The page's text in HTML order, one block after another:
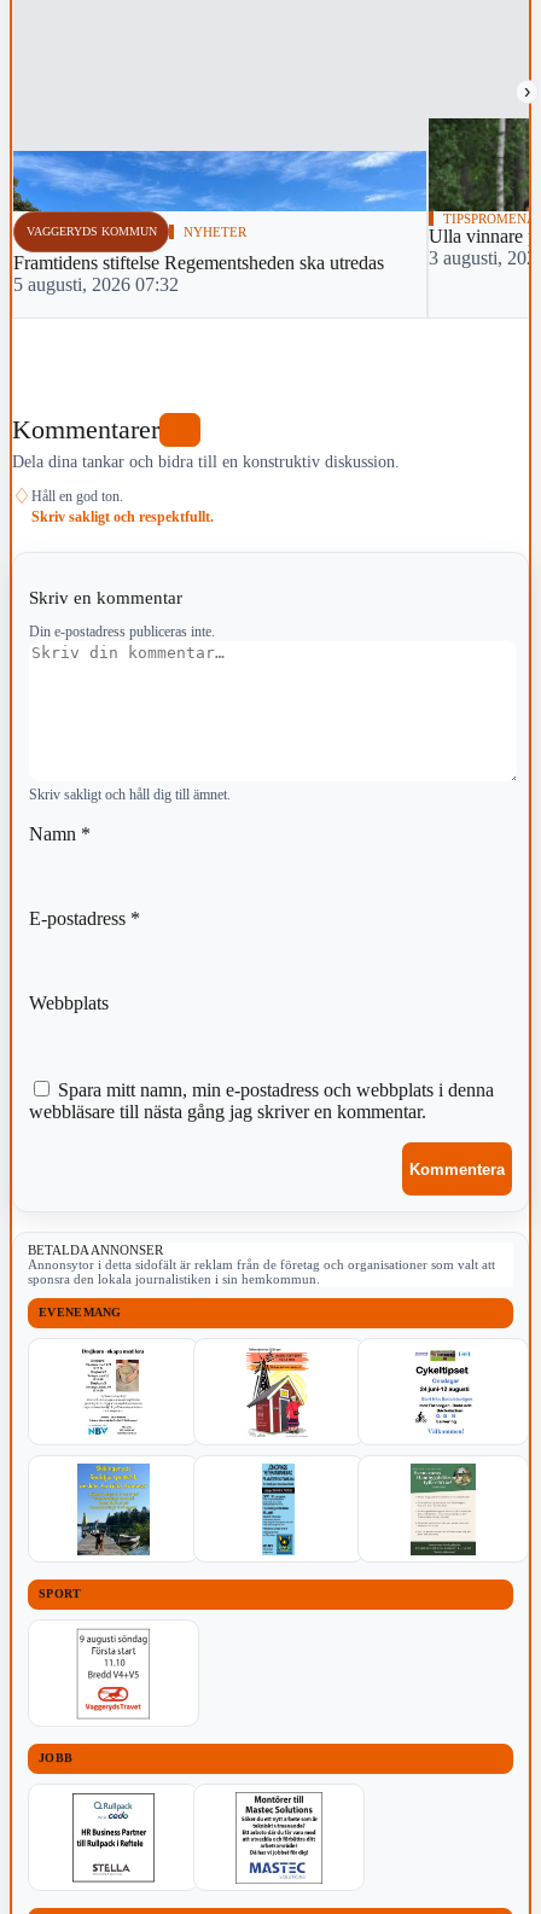
›
VAGGERYDS KOMMUN NYHETER
Framtidens stiftelse Regementsheden ska utredas
5 augusti, 2026 07:32
Ulla vinnare
3 augusti,
Kommentarer
Dela dina tankar och bidra till en konstruktiv diskussion.
♢ Håll en god ton.
Skriv sakligt och respektfullt.
Skriv en kommentar
Din e-postadress publiceras inte.
Kommentar
Skriv sakligt och håll dig till ämnet.
Namn *
E-postadress *
Webbplats
Spara mitt namn, min e-postadress och webbplats i denna
webbläsare till nästa gång jag skriver en kommentar.
BETALDA ANNONSER
Annonsytor i detta sidofält är reklam från de företag och organisationer som valt att
sponsra den lokala journalistiken i sin hemkommun.
EVENEMANG
SPORT
JOBB